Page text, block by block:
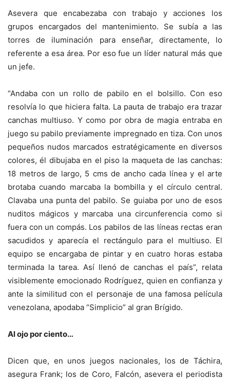
Asevera que encabezaba con trabajo y acciones los
grupos encargados del mantenimiento. Se subía a las
torres de iluminación para enseñar, directamente, lo
referente a esa área. Por eso fue un líder natural más que
un jefe.
“Andaba con un rollo de pabilo en el bolsillo. Con eso
resolvía lo que hiciera falta. La pauta de trabajo era trazar
canchas multiuso. Y como por obra de magia entraba en
juego su pabilo previamente impregnado en tiza. Con unos
pequeños nudos marcados estratégicamente en diversos
colores, él dibujaba en el piso la maqueta de las canchas:
18 metros de largo, 5 cms de ancho cada línea y el arte
brotaba cuando marcaba la bombilla y el círculo central.
Clavaba una punta del pabilo. Se guiaba por uno de esos
nuditos mágicos y marcaba una circunferencia como si
fuera con un compás. Los pabilos de las líneas rectas eran
sacudidos y aparecía el rectángulo para el multiuso. El
equipo se encargaba de pintar y en cuatro horas estaba
terminada la tarea. Así llenó de canchas el país”, relata
visiblemente emocionado Rodríguez, quien en confianza y
ante la similitud con el personaje de una famosa película
venezolana, apodaba “Simplicio” al gran Brígido.
Al ojo por ciento…
Dicen que, en unos juegos nacionales, los de Táchira,
asegura Frank; los de Coro, Falcón, asevera el periodista